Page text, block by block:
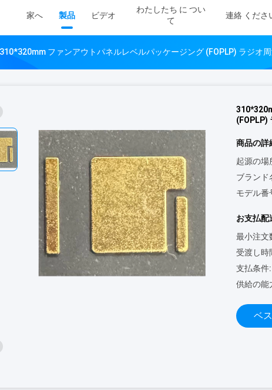
家へ 製品 ビデオ
わたしたち に つい
て
連絡 くださ
310*320mm ファンアウトパネルレベルパッケージング (FOPLP) ラジオ
(FOPLP)
商品の詳
起源の場
ブランド
モデル番
お支払配
最小注文
受渡し時
支払条件:
供給の能
ベ